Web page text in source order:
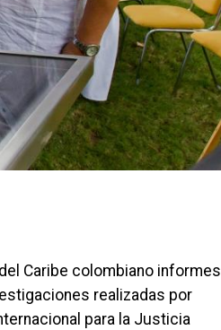
Caribe colombiano informes
realizadas por
para la Justicia